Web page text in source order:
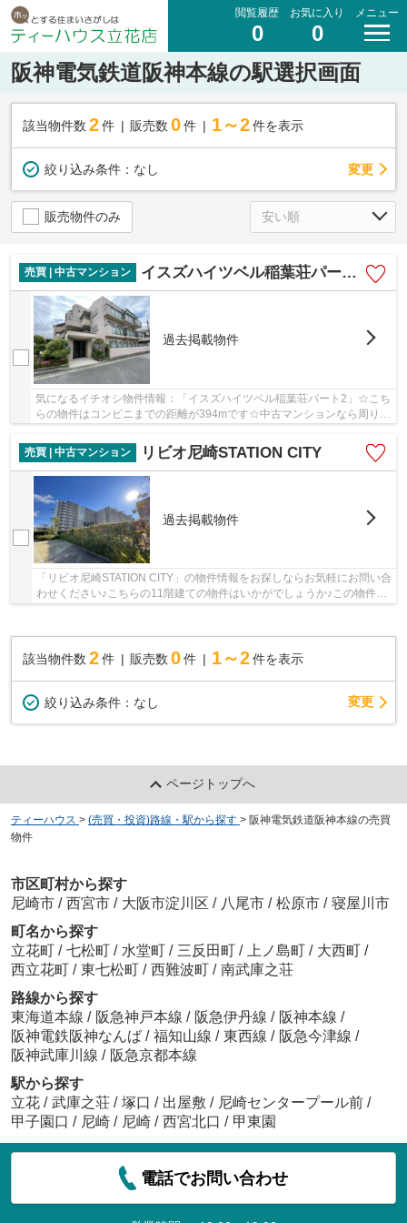
閲覧履歴
0
お気に入り
0
メニュー
阪神電気鉄道阪神本線の駅選択画面
該当物件数 2件 販売数 0 件 1～2 件を表示
絞り込み条件： なし 変更
販売物件のみ
売買 | 中古マンション イスズハイツベル稲葉荘パート2
過去掲載物件
気になるイチオシ物件情報：「イスズハイツベル稲葉荘パート2」☆こち
らの物件はコンビニまでの距離が394mです☆中古マンションなら周りに
売買 | 中古マンション
リビオ尼崎STATION CITY
過去掲載物件
「リビオ尼崎STATION CITY」の物件情報をお探しならお気軽にお問い合
わせください♪こちらの11階建ての物件はいかがでしょうか♪この物件は
該当物件数 2件 販売数 0 件 1～2 件を表示
絞り込み条件： なし 変更
ページトップへ
ティーハウス > (売買・投資)路線・駅から探す > 阪神電気鉄道阪神本線の売買
物件
市区町村から探す
尼崎市 / 西宮市 / 大阪市淀川区 / 八尾市 / 松原市 / 寝屋川市
町名から探す
立花町 / 七松町 / 水堂町 / 三反田町 / 上ノ島町 / 大西町 /
西立花町 / 東七松町 / 西難波町 / 南武庫之荘
路線から探す
東海道本線 / 阪急神戸本線 / 阪急伊丹線 / 阪神本線 /
阪神電鉄阪神なんば / 福知山線 / 東西線 / 阪急今津線 /
阪神武庫川線 / 阪急京都本線
駅から探す
立花 / 武庫之荘 / 塚口 / 出屋敷 / 尼崎センタープール前 /
甲子園口 / 尼崎 / 尼崎 / 西宮北口 / 甲東園
電話でお問い合わせ